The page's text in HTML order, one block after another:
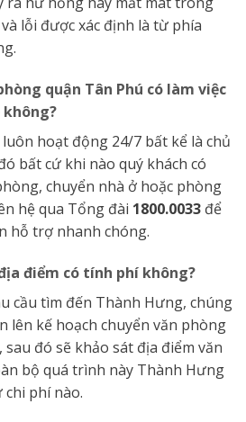
lỗi được xác định là từ phía
quận Tân Phú có làm việc
hoạt động 24/7 bất kể là chủ
bất cứ khi nào quý khách có
chuyển nhà ở hoặc phòng
hệ qua Tổng đài 1800.0033 để
hỗ trợ nhanh chóng.
điểm có tính phí không?
cầu tìm đến Thành Hưng, chúng
lên kế hoạch chuyển văn phòng
sau đó sẽ khảo sát địa điểm văn
bộ quá trình này Thành Hưng
phí nào.